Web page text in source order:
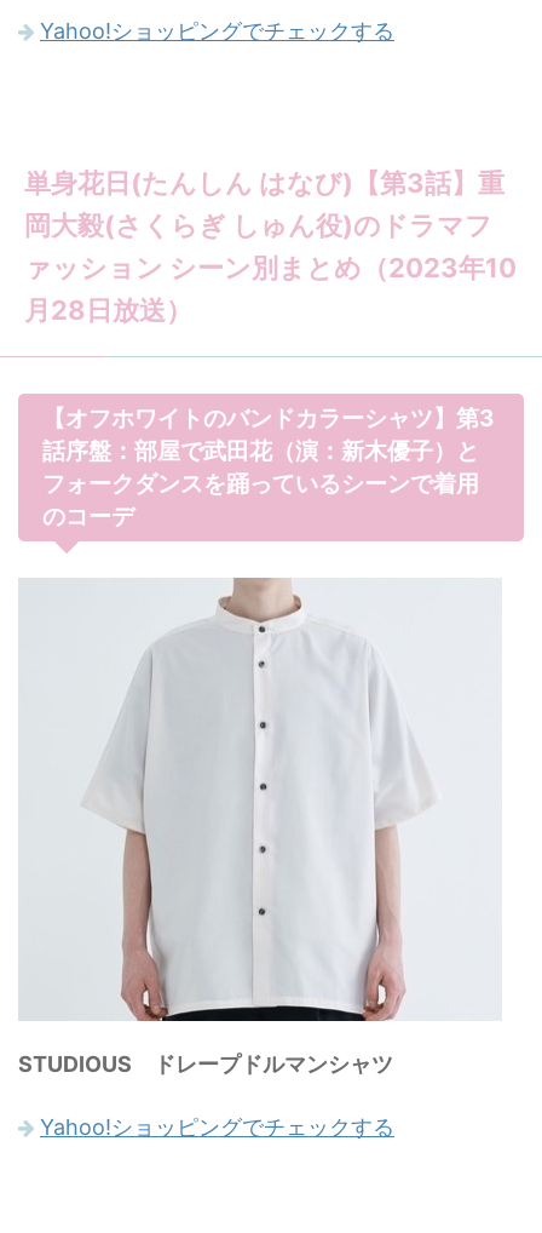
Yahoo!ショッピングでチェックする
単身花日(たんしん はなび)【第3話】重
岡大毅(さくらぎ しゅん役)のドラマフ
ァッション シーン別まとめ（2023年10
月28日放送）
【オフホワイトのバンドカラーシャツ】第3
話序盤：部屋で武田花（演：新木優子）と
フォークダンスを踊っているシーンで着用
のコーデ
STUDIOUS ドレープドルマンシャツ
Yahoo!ショッピングでチェックする